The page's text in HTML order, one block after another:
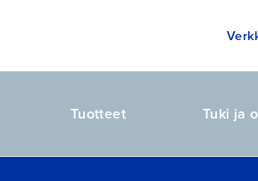
Tuotteet Tuki ja